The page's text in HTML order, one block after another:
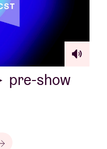
pre-show